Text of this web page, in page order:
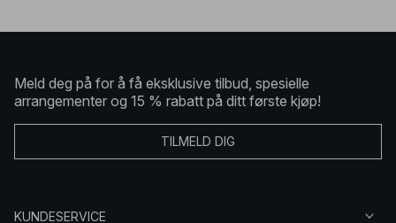
Meld deg på for å få eksklusive tilbud, spesielle
arrangementer og 15 % rabatt på ditt første kjøp!
TILMELD DIG
KUNDESERVICE